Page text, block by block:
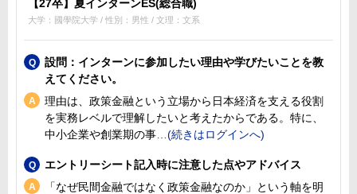
【27卒】夏インターンES(総合職)
大学：國學院大学 / 性別：男性 / 文理：文系
設問：インターンに参加したい理由や学びたいことを教
えてください。
理由は、政策金融という立場から日本経済を支える役割
を実務レベルで理解したいと考えたからである。特に、
中小企業や創業期の事
エントリーシート記入時に注意した点やアドバイス
「なぜ民間金融ではなく政策金融なのか」という軸を明